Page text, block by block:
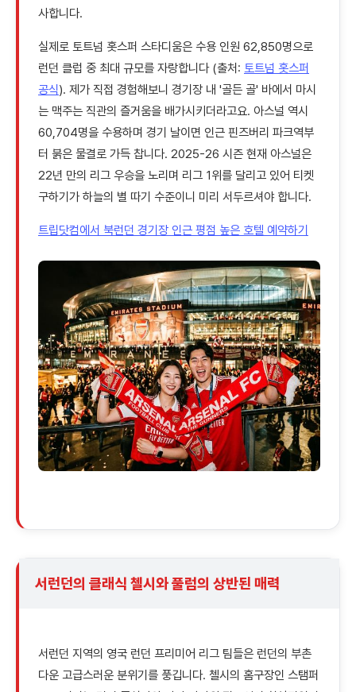
사합니다.
실제로 토트넘 홋스퍼 스타디움은 수용 인원 62,850명으로
런던 클럽 중 최대 규모를 자랑합니다 (출처: 토트넘 홋스퍼
공식). 제가 직접 경험해보니 경기장 내 '골든 골' 바에서 마시
는 맥주는 직관의 즐거움을 배가시키더라고요. 아스널 역시
60,704명을 수용하며 경기 날이면 인근 핀즈버리 파크역부
터 붉은 물결로 가득 찹니다. 2025-26 시즌 현재 아스널은
22년 만의 리그 우승을 노리며 리그 1위를 달리고 있어 티켓
구하기가 하늘의 별 따기 수준이니 미리 서두르셔야 합니다.
트립닷컴에서 북런던 경기장 인근 평점 높은 호텔 예약하기
서런던의 클래식 첼시와 풀럼의 상반된 매력
서런던 지역의 영국 런던 프리미어 리그 팀들은 런던의 부촌
다운 고급스러운 분위기를 풍깁니다. 첼시의 홈구장인 스탬퍼